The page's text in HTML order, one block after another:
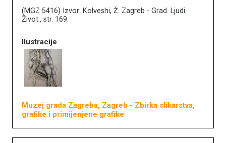
(MGZ 5416) Izvor: Kolveshi, Ž. Zagreb - Grad. Ljudi.
Život., str. 169.
Ilustracije
Muzej grada Zagreba, Zagreb - Zbirka slikarstva,
grafike i primijenjene grafike